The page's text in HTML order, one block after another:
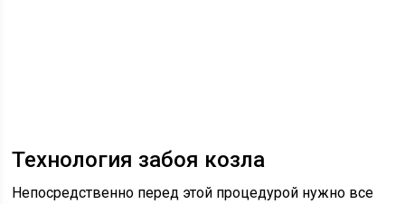
Технология забоя козла
Непосредственно перед этой процедурой нужно все